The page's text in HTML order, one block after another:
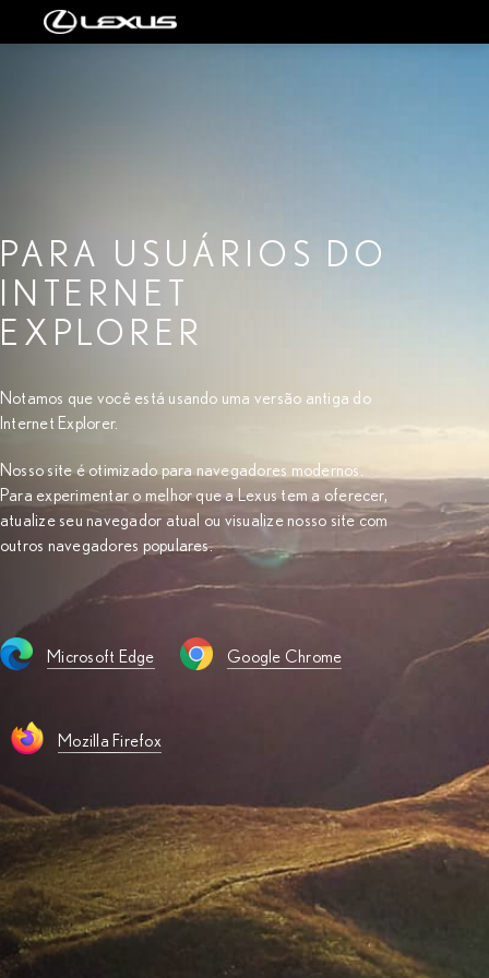
PARA USUÁRIOS DO
INTERNET
EXPLORER
Notamos que você está usando uma versão antiga do
Internet Explorer.
Nosso site é otimizado para navegadores modernos.
Para experimentar o melhor que a Lexus tem a oferecer,
atualize seu navegador atual ou visualize nosso site com
outros navegadores populares.
Microsoft Edge Google Chrome
Mozilla Firefox